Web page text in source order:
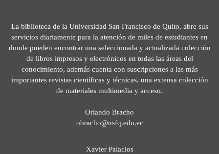
La biblioteca de la Universidad San Francisco de Quito, abre sus
servicios diariamente para la atención de miles de estudiantes en
donde pueden encontrar una seleccionada y actualizada colección
de libros impresos y electrónicos en todas las áreas del
conocimiento, además cuenta con suscripciones a las más
importantes revistas científicas y técnicas, una extensa colección
de materiales multimedia y acceso.
Orlando Bracho
obracho@usfq.edu.ec
Xavier Palacios